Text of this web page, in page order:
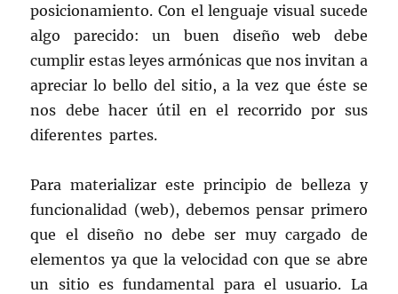
posicionamiento. Con el lenguaje visual sucede
algo parecido: un buen diseño web debe
cumplir estas leyes armónicas que nos invitan a
apreciar lo bello del sitio, a la vez que éste se
nos debe hacer útil en el recorrido por sus
diferentes partes.
Para materializar este principio de belleza y
funcionalidad (web), debemos pensar primero
que el diseño no debe ser muy cargado de
elementos ya que la velocidad con que se abre
un sitio es fundamental para el usuario. La